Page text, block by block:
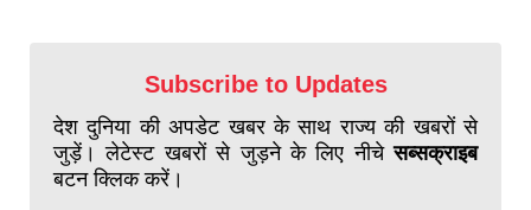
Subscribe to Updates
देश दुनिया की अपडेट खबर के साथ राज्य की खबरों से
जुड़ें। लेटेस्ट खबरों से जुड़ने के लिए नीचेसब्सक्राइब
बटन क्लिक करें।